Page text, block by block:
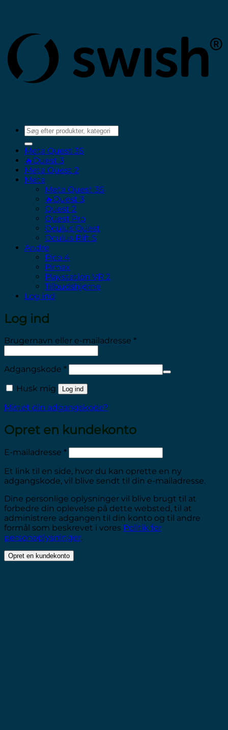
Søg
efter:
Meta Quest 3S
🔥Quest 3
Meta Quest 2
Meta
Meta Quest 3S
🔥Quest 3
Quest 2
Quest Pro
Oculus Quest
Oculus Rift S
Andre
Pico 4
Pimax
Playstation VR 2
Tilbudshjørne
Log ind
Log ind
Brugernavn eller e-mailadresse *Påkrævet
Adgangskode *Påkrævet
Husk mig Log ind
Mistet din adgangskode?
Opret en kundekonto
E-mailadresse *Påkrævet
Et link til en side, hvor du kan oprette en ny
adgangskode, vil blive sendt til din e-mailadresse.
Dine personlige oplysninger vil blive brugt til at
forbedre din oplevelse på dette websted, til at
administrere adgangen til din konto og til andre
formål som beskrevet i vores Politik for
personoplysninger.
Opret en kundekonto